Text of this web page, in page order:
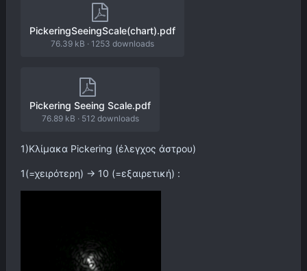
PickeringSeeingScale(chart).pdf
76.39 kB · 1253 downloads
Pickering Seeing Scale.pdf
76.89 kB · 512 downloads
1)Κλίμακα Pickering (έλεγχος άστρου)
1(=χειρότερη) -> 10 (=εξαιρετική) :